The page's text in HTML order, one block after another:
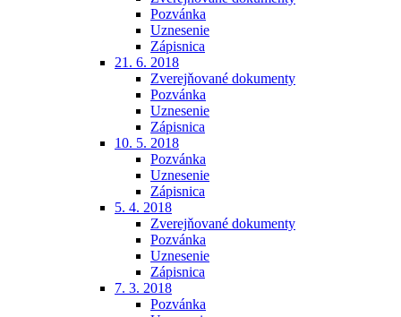
Pozvánka
Uznesenie
Zápisnica
21. 6. 2018
Zverejňované dokumenty
Pozvánka
Uznesenie
Zápisnica
10. 5. 2018
Pozvánka
Uznesenie
Zápisnica
5. 4. 2018
Zverejňované dokumenty
Pozvánka
Uznesenie
Zápisnica
7. 3. 2018
Pozvánka